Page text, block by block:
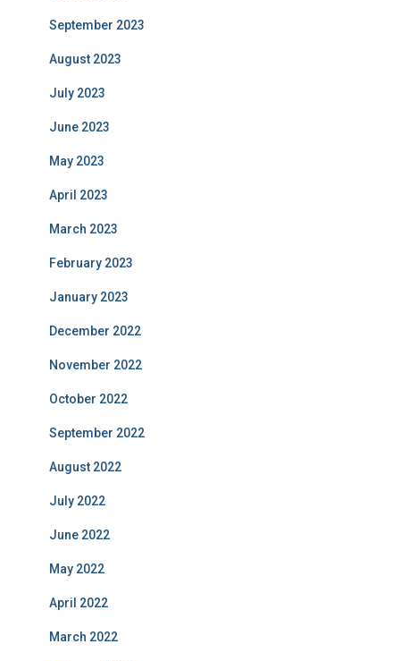
September 2023
August 2023
July 2023
June 2023
May 2023
April 2023
March 2023
February 2023
January 2023
December 2022
November 2022
October 2022
September 2022
August 2022
July 2022
June 2022
May 2022
April 2022
March 2022